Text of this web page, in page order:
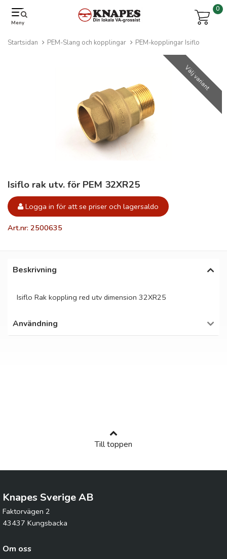
Meny
0
Startsidan PEM-Slang och kopplingar PEM-kopplingar Isiflo
Välj variant
Isiflo rak utv. för PEM 32XR25
Logga in för att se priser och lagersaldo
Art.nr: 2500635
Beskrivning
Isiflo Rak koppling red utv dimension 32XR25
Användning
Till toppen
Knapes Sverige AB
Faktorvägen 2
43437 Kungsbacka
Om oss